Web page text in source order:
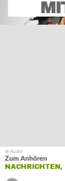
Zum Anhören
NACHRICHTEN,